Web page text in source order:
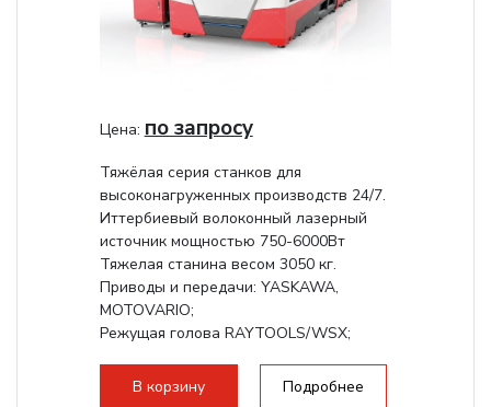
Цена: по запросу
Тяжёлая серия станков для
высоконагруженных производств 24/7.
Иттербиевый волоконный лазерный
источник мощностью 750-6000Вт
Тяжелая станина весом 3050 кг.
Приводы и передачи: YASKAWA,
MOTOVARIO;
Режущая голова RAYTOOLS/WSX;
В корзину Подробнее